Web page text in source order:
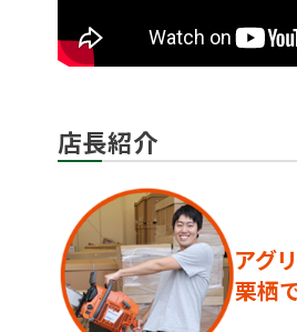
店長紹介
アグ
栗栖で